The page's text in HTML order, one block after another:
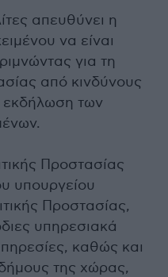
απευθύνει η
να είναι
για τη
από κινδύνους
εκδήλωση των
Προστασίας
υπουργείου
Προστασίας,
υπηρεσιακά
καθώς και
δήμους της χώρας,